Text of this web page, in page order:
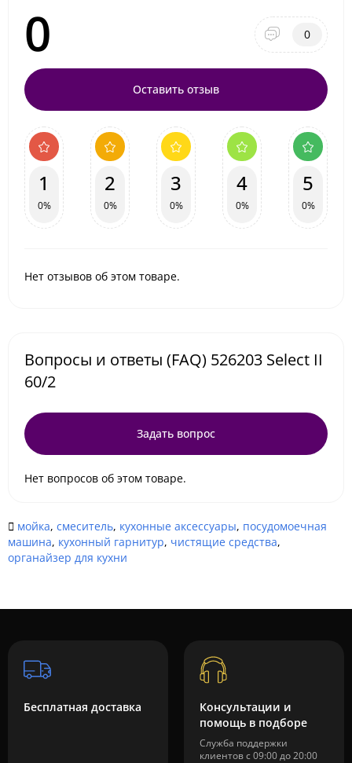
0 0
Оставить отзыв
1
0%
2
0%
3
0%
4
0%
5
0%
Нет отзывов об этом товаре.
Вопросы и ответы (FAQ) 526203 Select II
60/2
Задать вопрос
Нет вопросов об этом товаре.
мойка, смеситель, кухонные аксессуары, посудомоечная
машина, кухонный гарнитур, чистящие средства,
органайзер для кухни
Бесплатная доставка
Консультации и
помощь в подборе
Служба поддержки
клиентов с 09:00 до 20:00